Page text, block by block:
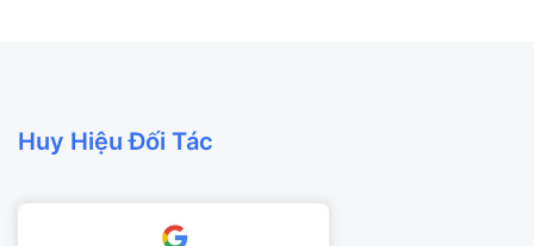
Huy Hiệu Đối Tác